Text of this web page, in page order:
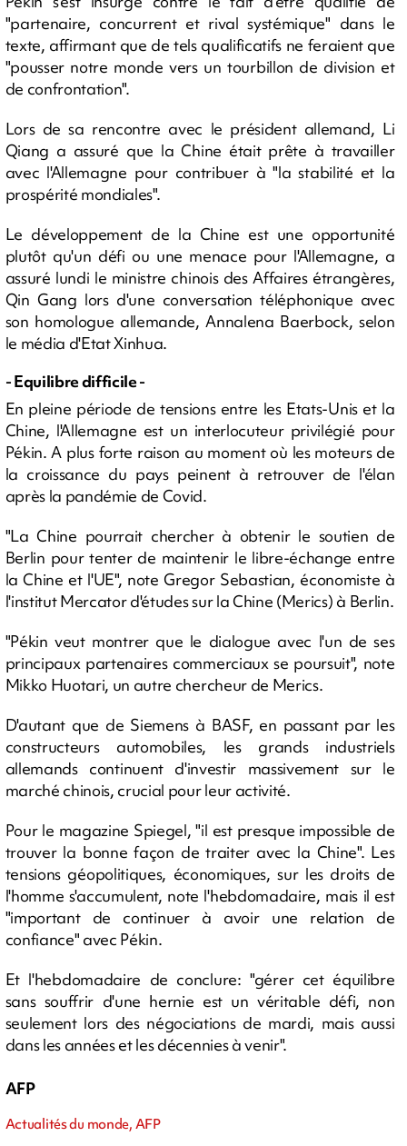
"partenaire, concurrent et rival systémique" dans le
texte, affirmant que de tels qualificatifs ne feraient que
"pousser notre monde vers un tourbillon de division et
de confrontation".
Lors de sa rencontre avec le président allemand, Li
Qiang a assuré que la Chine était prête à travailler
avec l'Allemagne pour contribuer à "la stabilité et la
prospérité mondiales".
Le développement de la Chine est une opportunité
plutôt qu'un défi ou une menace pour l'Allemagne, a
assuré lundi le ministre chinois des Affaires étrangères,
Qin Gang lors d'une conversation téléphonique avec
son homologue allemande, Annalena Baerbock, selon
le média d'Etat Xinhua.
- Equilibre difficile -
En pleine période de tensions entre les Etats-Unis et la
Chine, l'Allemagne est un interlocuteur privilégié pour
Pékin. A plus forte raison au moment où les moteurs de
la croissance du pays peinent à retrouver de l'élan
après la pandémie de Covid.
"La Chine pourrait chercher à obtenir le soutien de
Berlin pour tenter de maintenir le libre-échange entre
la Chine et l'UE", note Gregor Sebastian, économiste à
l'institut Mercator d'études sur la Chine (Merics) à Berlin.
"Pékin veut montrer que le dialogue avec l'un de ses
principaux partenaires commerciaux se poursuit", note
Mikko Huotari, un autre chercheur de Merics.
D'autant que de Siemens à BASF, en passant par les
constructeurs automobiles, les grands industriels
allemands continuent d'investir massivement sur le
marché chinois, crucial pour leur activité.
Pour le magazine Spiegel, "il est presque impossible de
trouver la bonne façon de traiter avec la Chine". Les
tensions géopolitiques, économiques, sur les droits de
l'homme s'accumulent, note l'hebdomadaire, mais il est
"important de continuer à avoir une relation de
confiance" avec Pékin.
Et l'hebdomadaire de conclure: "gérer cet équilibre
sans souffrir d'une hernie est un véritable défi, non
seulement lors des négociations de mardi, mais aussi
dans les années et les décennies à venir".
AFP
Actualités du monde, AFP